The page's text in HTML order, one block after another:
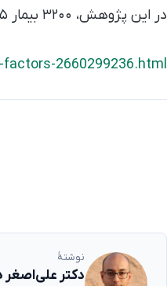
در این پژوهش، ۳۲۰۰ بیمار ۴۵ الی ۷۹ ساله در طول ۱۷ سال مورد بررسی قرار گرفته‌اند.
2660299236.html
نوشتهٔ
دکتر علی‌اصغر